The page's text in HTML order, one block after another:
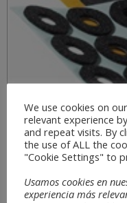
Sectors
We use cookies on
relevant experience
and repeat visits. By
the use of ALL the
"Cookie Settings" to
Usamos cookies en
experiencia más